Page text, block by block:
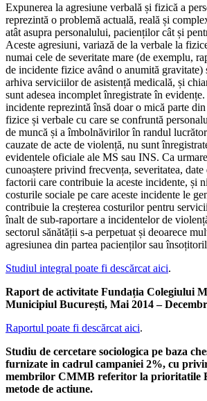
Expunerea la agresiune verbală și fizică a
reprezintă o problemă actuală, reală și
atât asupra personalului, pacienților cât și
Aceste agresiuni, variază de la verbale la
numai cele de severitate mare (de exemplu,
de incidente fizice având o anumită gravitate)
arhiva serviciilor de asistență medicală, și
sunt adesea incomplet înregistrate în
incidente reprezintă însă doar o mică parte
fizice și verbale cu care se confruntă
de muncă și a îmbolnăvirilor în randul
cauzate de acte de violență, nu sunt
evidentele oficiale ale MS sau INS. Ca
cunoaștere privind frecvența, severitatea, date
factorii care contribuie la aceste incidente, și
costurile sociale pe care aceste incidente le
contribuie la creșterea costurilor pentru
înalt de sub-raportare a incidentelor de
sectorul sănătății s-a perpetuat și deoarece
agresiunea din partea pacienților sau
Studiul integral poate fi descărcat aici.
Raport de activitate Fundația Colegiului
Municipiul București, Mai 2014 –
Raportul poate fi descărcat aici.
Studiu de cercetare sociologica pe baza
furnizate in cadrul campaniei 2%, cu
membrilor CMMB referitor la prioritatile
metode de actiune.